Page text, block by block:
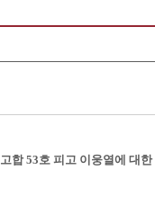
고합53호 피고 이웅열에 대한